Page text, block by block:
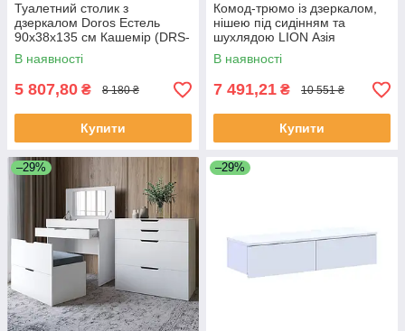
Туалетний столик з
дзеркалом Doros Естель
90х38х135 см Кашемір (DRS-
011473)
В наявності
5 807,80 ₴ 8 180 ₴
Купити
Комод-трюмо із дзеркалом,
нішею під сидінням та
шухлядою LION Азія
Антрацит (LION-041662) ТОП
В наявності
7 491,21 ₴ 10 551 ₴
Купити
–29% –29%